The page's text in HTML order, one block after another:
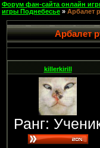
Форум фан-сайта онлайн
игры Поднебесье » Арбалет
Арбалет
killerkirill
Ранг: